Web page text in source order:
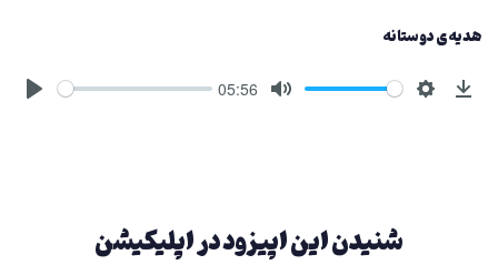
هدیه‌ی دوستانه
05:56
شنیدن این اپیزود در اپلیکیشن